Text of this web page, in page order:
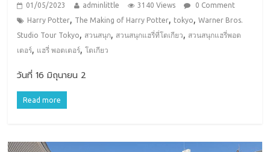
01/05/2023 adminlittle 3140 Views
0 Comment
Harry Potter, The Making of Harry Potter, tokyo,Warner Bros.
Studio Tour Tokyo, สวนสนุก, สวนสนุกแฮรี่ที่โตเกียว, สวนสนุกแฮรี่พอต
เตอร์, แฮรี่ พอตเตอร์,โตเกียว
วันที่ 16 มิถุนายน 2
Read more